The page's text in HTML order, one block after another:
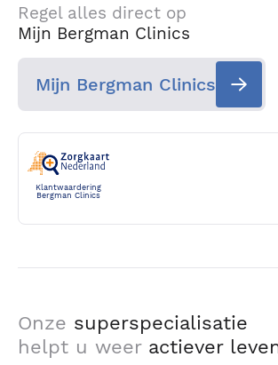
Regel alles direct op
Mijn Bergman Clinics
Mijn Bergman Clinics
Klantwaardering
Bergman Clinics
Onze superspecialisatie
helpt u weer actiever